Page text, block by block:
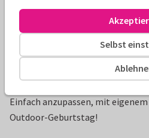
Produktinformation
Einfach anzupassen, mit
Outdoor-Geburtstag!
Selbst